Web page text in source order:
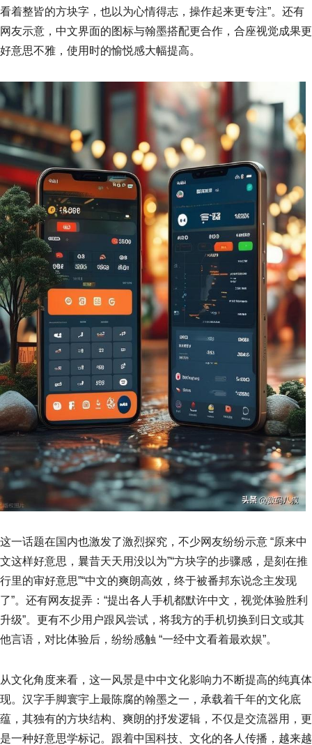
看着整皆的方块字，也以为心情得志，操作起来更专注”。还有
网友示意，中文界面的图标与翰墨搭配更合作，合座视觉成果更
好意思不雅，使用时的愉悦感大幅提高。
这一话题在国内也激发了激烈探究，不少网友纷纷示意 “原来中
文这样好意思，曩昔天天用没以为”“方块字的步骤感，是刻在推
行里的审好意思”“中文的爽朗高效，终于被番邦东说念主发现
了”。还有网友捉弄：“提出各人手机都默许中文，视觉体验胜利
升级”。更有不少用户跟风尝试，将我方的手机切换到日文或其
他言语，对比体验后，纷纷感触 “一经中文看着最欢娱”。
从文化角度来看，这一风景是中中文化影响力不断提高的纯真体
现。汉字手脚寰宇上最陈腐的翰墨之一，承载着千年的文化底
蕴，其独有的方块结构、爽朗的抒发逻辑，不仅是交流器用，更
是一种好意思学标记。跟着中国科技、文化的各人传播，越来越